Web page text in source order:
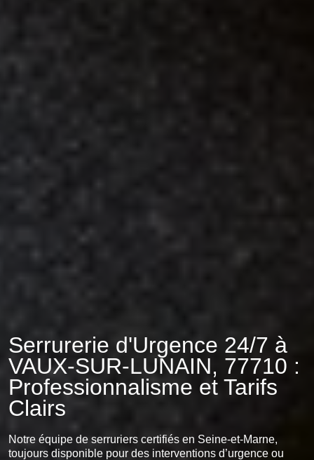
Serrurerie d'Urgence 24/7 à
VAUX-SUR-LUNAIN, 77710 :
Professionnalisme et Tarifs
Clairs
Notre équipe de serruriers certifiés en Seine-et-Marne,
toujours disponible pour des interventions d’urgence ou